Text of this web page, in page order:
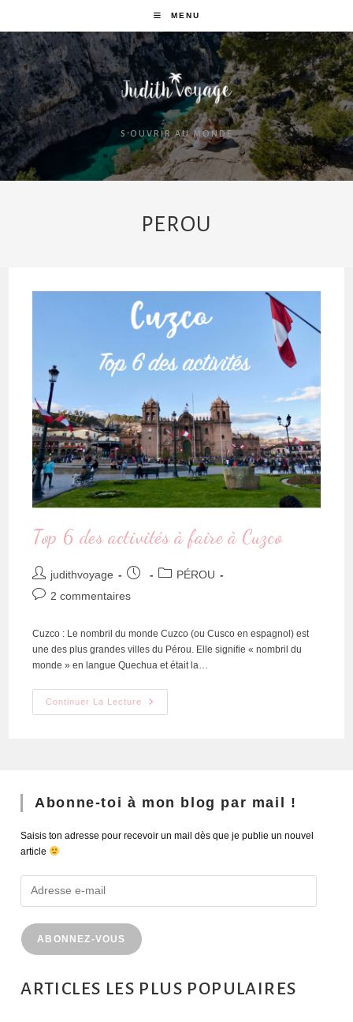
MENU
S'OUVRIR AU MONDE
PEROU
Top 6 des activités à faire à Cuzco
judithvoyage
PÉROU
2 commentaires
Cuzco : Le nombril du monde Cuzco (ou Cusco en espagnol) est
une des plus grandes villes du Pérou. Elle signifie « nombril du
monde » en langue Quechua et était la…
Continuer La Lecture
Abonne-toi à mon blog par mail !
Saisis ton adresse pour recevoir un mail dès que je publie un nouvel
article
ABONNEZ-VOUS
ARTICLES LES PLUS POPULAIRES